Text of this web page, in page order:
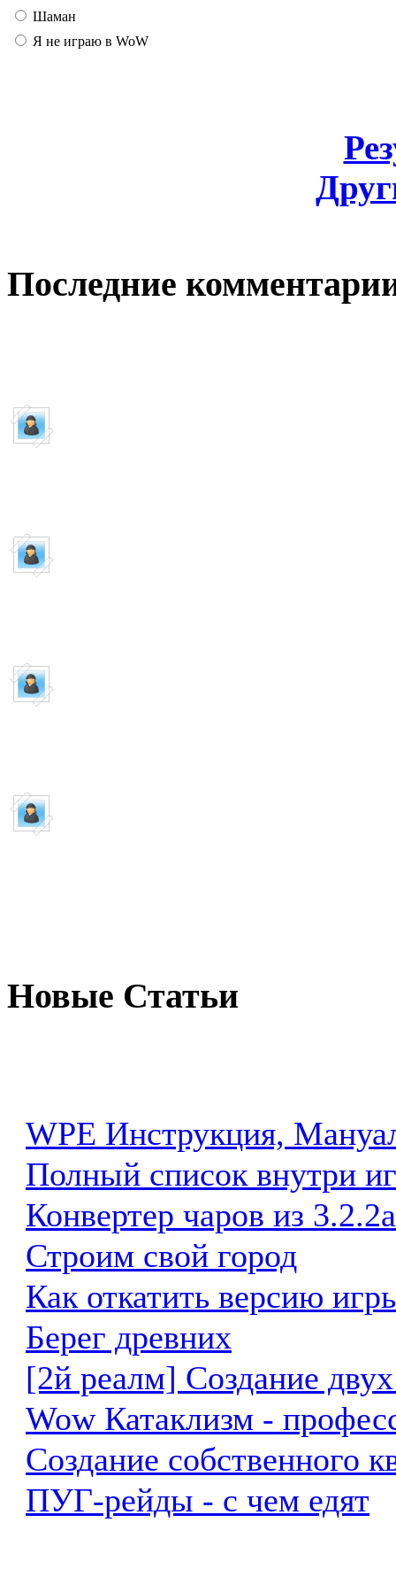
Шаман
Я не играю в WoW
Последние
Новые Статьи
WPE Инструкция,
Полный список внутри
Конвертер чаров из
Строим свой город
Как откатить версию
Берег древних
[2й реалм] Создание
Wow Катаклизм -
Создание собственного
ПУГ-рейды - с чем едят